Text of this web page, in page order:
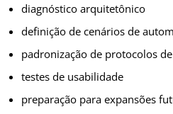
diagnóstico arquitetônico
definição de cenários de
padronização de protocolos
testes de usabilidade
preparação para expansões